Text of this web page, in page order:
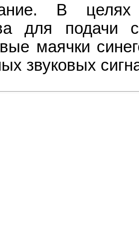
В целях
для подачи
маячки
звуковых